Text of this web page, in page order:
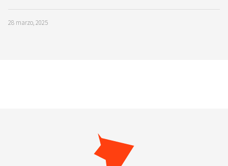
28 marzo, 2025